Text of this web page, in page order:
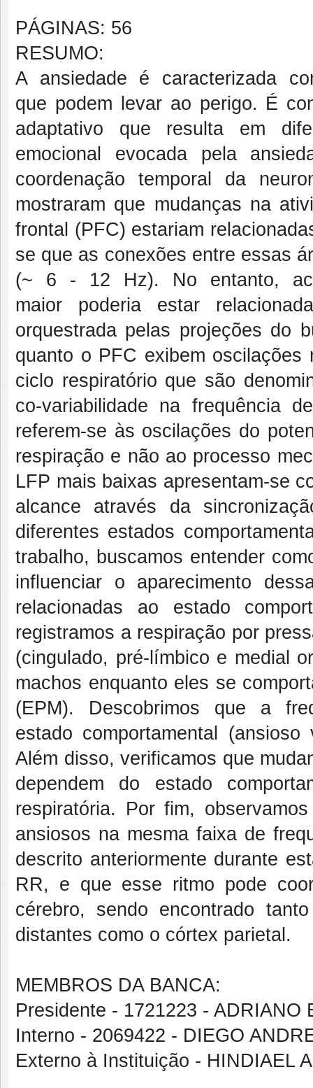
PÁGINAS: 56
RESUMO:
A ansiedade é caracterizada
que podem levar ao perigo. É
adaptativo que resulta em
emocional evocada pela
coordenação temporal da
mostraram que mudanças na
frontal (PFC) estariam
se que as conexões entre essas
(~ 6 - 12 Hz). No entanto,
maior poderia estar
orquestrada pelas projeções do
quanto o PFC exibem
ciclo respiratório que são
co-variabilidade na frequência
referem-se às oscilações do
respiração e não ao processo
LFP mais baixas apresentam-se
alcance através da
diferentes estados
trabalho, buscamos entender
influenciar o aparecimento
relacionadas ao estado
registramos a respiração por
(cingulado, pré-límbico e medial
machos enquanto eles se
(EPM). Descobrimos que a
estado comportamental
Além disso, verificamos que
dependem do estado
respiratória. Por fim,
ansiosos na mesma faixa de
descrito anteriormente durante
RR, e que esse ritmo pode
cérebro, sendo encontrado
distantes como o córtex parietal.
MEMBROS DA BANCA:
Presidente - 1721223 - ADRIANO
Interno - 2069422 - DIEGO
Externo à Instituição - HINDIAEL